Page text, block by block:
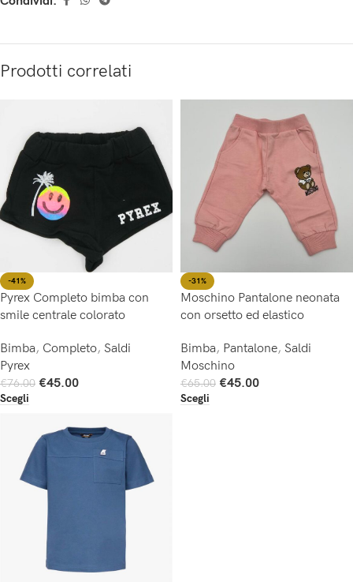
Prodotti correlati
-41%
Pyrex Completo bimba con
smile centrale colorato
Bimba, Completo, Saldi
Pyrex
€76.00 €45.00
Scegli
-31%
Moschino Pantalone neonata
con orsetto ed elastico
Bimba, Pantalone, Saldi
Moschino
€65.00 €45.00
Scegli